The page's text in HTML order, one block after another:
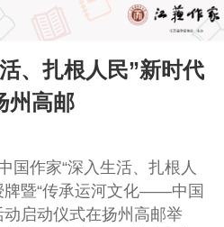
、扎根人民”新时代
州高邮
国作家“深入生活、扎根人
牌暨“传承运河文化——中国
启动仪式在扬州高邮举